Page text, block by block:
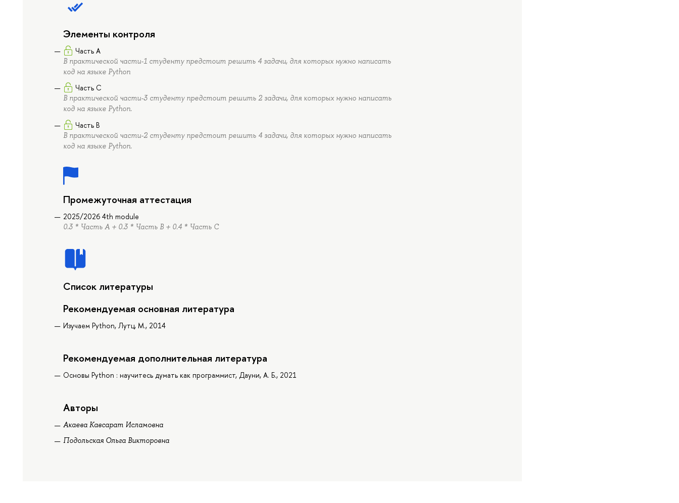
Элементы контроля
Часть А
В практической части-1 студенту предстоит решить 4 задачи, для которых нужно написать
код на языке Python
Часть C
В практической части-3 студенту предстоит решить 2 задачи, для которых нужно написать
код на языке Python.
Часть B
В практической части-2 студенту предстоит решить 4 задачи, для которых нужно написать
код на языке Python.
Промежуточная аттестация
2025/2026 4th module
0.3 * Часть А + 0.3 * Часть B + 0.4 * Часть C
Список литературы
Рекомендуемая основная литература
Изучаем Python, Лутц, М., 2014
Рекомендуемая дополнительная литература
Основы Python : научитесь думать как программист, Дауни, А. Б., 2021
Авторы
Акаева Кавсарат Исламовна
Подольская Ольга Викторовна